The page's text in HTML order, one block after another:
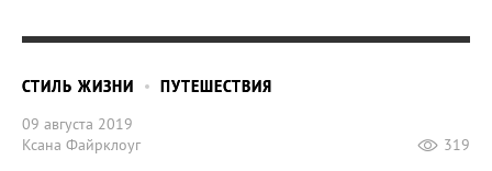
СТИЛЬ ЖИЗНИ
ПУТЕШЕСТВИЯ
09 августа 2019
Ксана Файрклоуг
319